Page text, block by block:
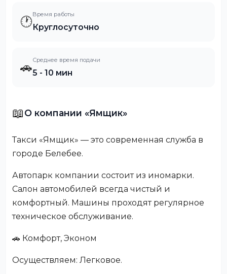
🕐Время работы
Круглосуточно
🚗Среднее время подачи
5 - 10 мин
📖О компании «Ямщик»
Такси «Ямщик» — это современная служба в
городе Белебее.
Автопарк компании состоит из иномарки.
Салон автомобилей всегда чистый и
комфортный. Машины проходят регулярное
техническое обслуживание.
🚗 Комфорт, Эконом
Осуществляем: Легковое.